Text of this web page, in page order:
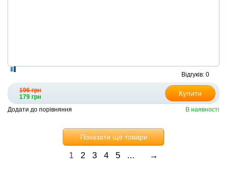
Відгуків: 0
196 грн
179 грн
Купити
Додати до порівняння В наявності
Показати ще товари
1 2 3 4 5 ... →